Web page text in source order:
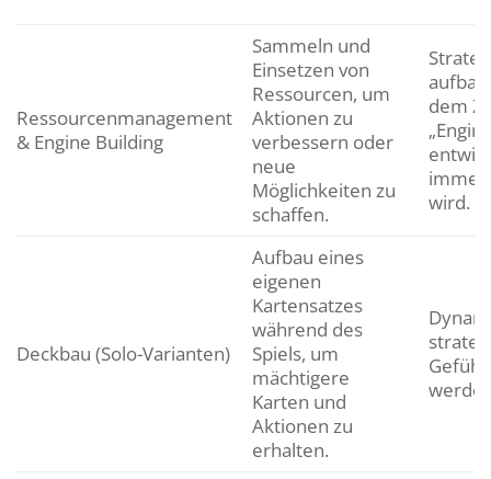
Ressourcenmanagement
& Engine Building
Sammeln und
Einsetzen von
Ressourcen, um
Aktionen zu
verbessern oder
neue
Möglichkeiten zu
schaffen.
dem
wird.
Deckbau (Solo-Varianten)
Aufbau eines
eigenen
Kartensatzes
während des
Spiels, um
mächtigere
Karten und
Aktionen zu
erhalten.